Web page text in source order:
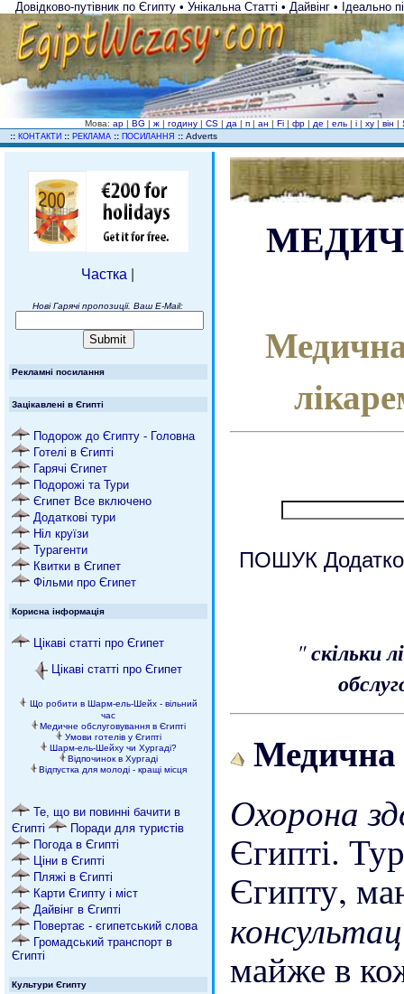
Довідково-путівник по Єгипту • Унікальна Статті • Дайвінг •
Мова:ар |BG |ж |годину |CS | да |п |ан |Fi |фр | де |ель |і |ху |він |
:: КОНТАКТИ :: РЕКЛАМА :: ПОСИЛАННЯ :: Adverts
Частка
Нові Гарячі пропозиції. Ваш E-Mail:
Рекламні посилання
Зацікавлені в Єгипті
Подорож до Єгипту - Головна
Готелі в Єгипті
Гарячі Єгипет
Подорожі та Тури
Єгипет Все включено
Додаткові тури
Ніл круїзи
Турагенти
Квитки в Єгипет
Фільми про Єгипет
Корисна інформація
Цікаві статті про Єгипет
Цікаві статті про Єгипет
Що робити в Шарм-ель-Шейх - вільний
час
Медичне обслуговування в Єгипті
Умови готелів у Єгипті
Шарм-ель-Шейху чи Хургаді?
Відпочинок в Хургаді
Відпустка для молоді - кращі місця
Те, що ви повинні бачити в
Єгипті
Поради для туристів
Погода в Єгипті
Ціни в Єгипті
Пляжі в Єгипті
Карти Єгипту і міст
Дайвінг в Єгипті
Повертає - єгипетський слова
Громадський транспорт в
Єгипті
Культури Єгипту
ПОШУК
"скільки
Медична
Охорона
Єгипті.
Єгипту,
майже в